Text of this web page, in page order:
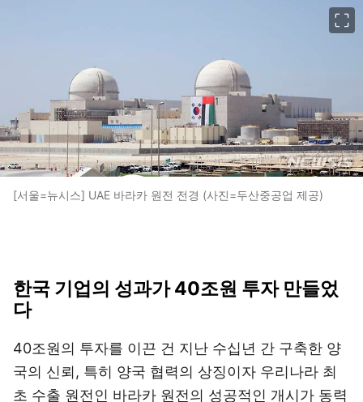
[서울=뉴시스] UAE 바라카 원전 전경 (사진=두산중공업 제공)
한국 기업의 성과가 40조원 투자 만들었
다
40조원의 투자를 이끈 건 지난 수십년 간 구축한 양
국의 신뢰, 특히 양국 협력의 상징이자 우리나라 최
초 수출 원전인 바라카 원전의 성공적인 개시가 동력